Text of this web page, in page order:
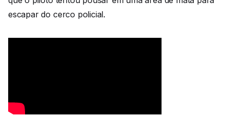
escapar do cerco policial.